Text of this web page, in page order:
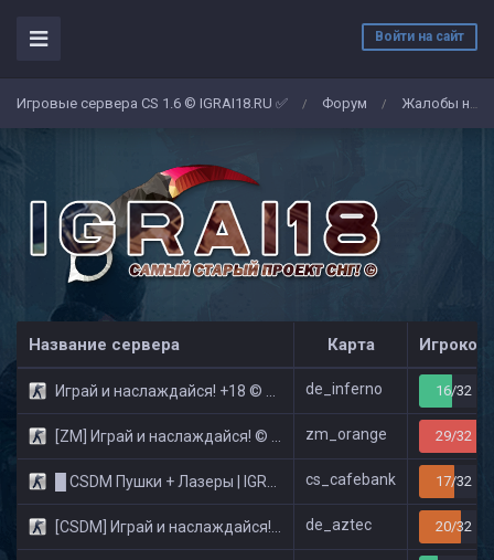
Войти на сайт
Игровые сервера CS 1.6 © IGRAI18.RU ✅ / Форум / Жалобы на админов/игроков
Название сервера Карта Игроков
Играй и наслаждайся! +18 © Public de_inferno 16/32
[ZM] Играй и наслаждайся! © Zombie Show zm_orange 29/32
█ CSDM Пушки + Лазеры | IGRAI18.RU ツ █ cs_cafebank 17/32
[CSDM] Играй и наслаждайся! © Classic de_aztec 20/32